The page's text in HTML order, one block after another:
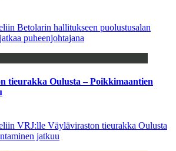
Betolarin hallitukseen puolustusalan
puheenjohtajana
tieurakka Oulusta – Poikkimaantien
VRJ:lle Väyläviraston tieurakka Oulusta
jatkuu